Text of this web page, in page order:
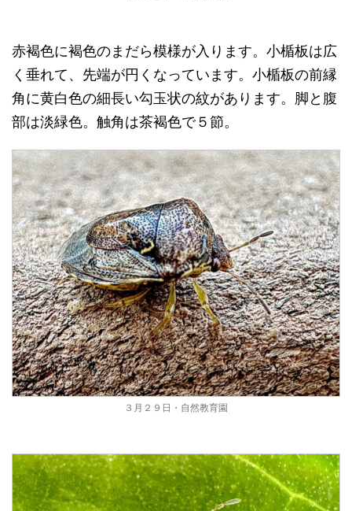
赤褐色に褐色のまだら模様が入ります。小楯板は広
く垂れて、先端が円くなっています。小楯板の前縁
角に黄白色の細長い勾玉状の紋があります。脚と腹
部は淡緑色。触角は茶褐色で５節。
３月２９日・自然教育園